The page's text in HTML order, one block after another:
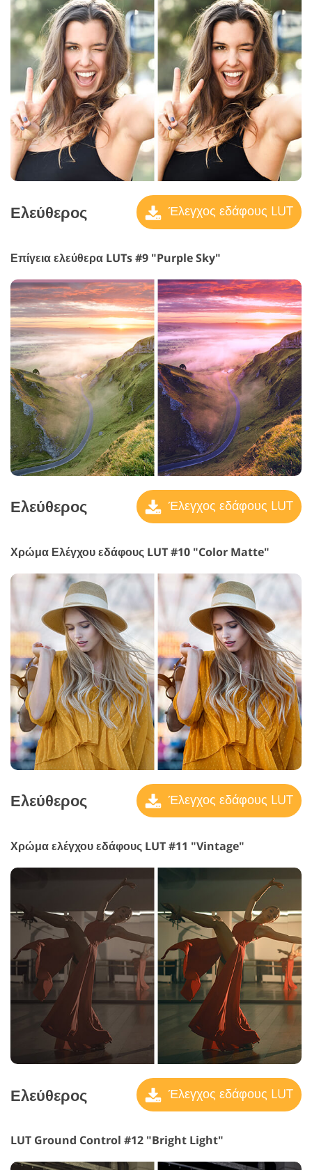
Ελεύθερος Έλεγχος εδάφους LUT
Επίγεια ελεύθερα LUTs #9 "Purple Sky"
Ελεύθερος Έλεγχος εδάφους LUT
Χρώμα Ελέγχου εδάφους LUT #10 "Color Matte"
Ελεύθερος Έλεγχος εδάφους LUT
Χρώμα ελέγχου εδάφους LUT #11 "Vintage"
Ελεύθερος Έλεγχος εδάφους LUT
LUT Ground Control #12 "Bright Light"